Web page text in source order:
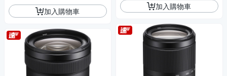
加入購物車 加入購物車